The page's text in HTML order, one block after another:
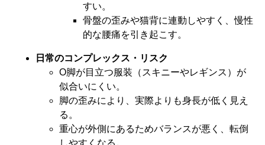
すい。
骨盤の歪みや猫背に連動しやすく、慢性
的な腰痛を引き起こす。
日常のコンプレックス・リスク
O脚が目立つ服装（スキニーやレギンス）が
似合いにくい。
脚の歪みにより、実際よりも身長が低く見え
る。
重心が外側にあるためバランスが悪く、転倒
しやすくなる。